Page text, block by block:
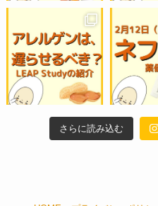
さらに読み込む